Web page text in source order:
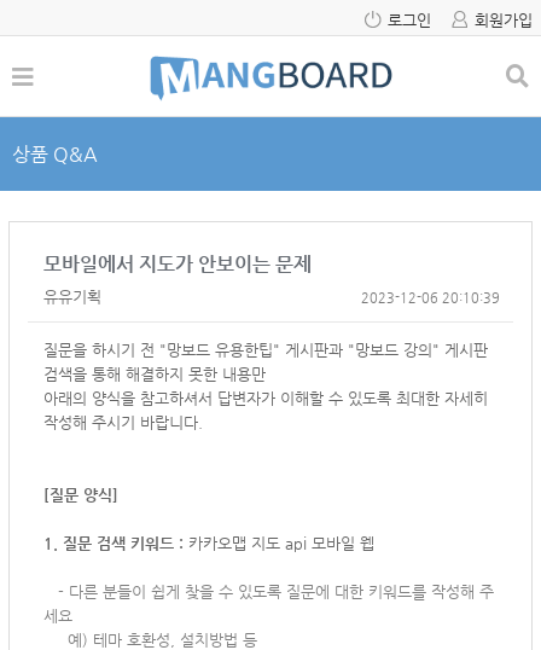
로그인 회원가입
상품 Q&A
모바일에서 지도가 안보이는 문제
유유기획 2023-12-06 20:10:39
질문을 하시기 전 "망보드 유용한팁" 게시판과 "망보드 강의" 게시판
검색을 통해 해결하지 못한 내용만
아래의 양식을 참고하셔서 답변자가 이해할 수 있도록 최대한 자세히
작성해 주시기 바랍니다.
[질문 양식]
1. 질문 검색 키워드 : 카카오맵 지도 api 모바일 웹
- 다른 분들이 쉽게 찾을 수 있도록 질문에 대한 키워드를 작성해 주
세요
예) 테마 호환성, 설치방법 등